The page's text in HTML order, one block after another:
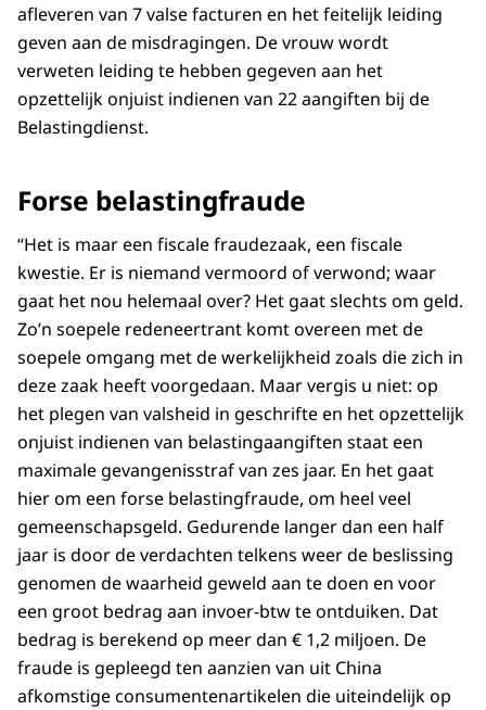
afleveren van 7 valse facturen en het feitelijk leiding
geven aan de misdragingen. De vrouw wordt
verweten leiding te hebben gegeven aan het
opzettelijk onjuist indienen van 22 aangiften bij de
Belastingdienst.
Forse belastingfraude
“Het is maar een fiscale fraudezaak, een fiscale
kwestie. Er is niemand vermoord of verwond; waar
gaat het nou helemaal over? Het gaat slechts om geld.
Zo’n soepele redeneertrant komt overeen met de
soepele omgang met de werkelijkheid zoals die zich in
deze zaak heeft voorgedaan. Maar vergis u niet: op
het plegen van valsheid in geschrifte en het opzettelijk
onjuist indienen van belastingaangiften staat een
maximale gevangenisstraf van zes jaar. En het gaat
hier om een forse belastingfraude, om heel veel
gemeenschapsgeld. Gedurende langer dan een half
jaar is door de verdachten telkens weer de beslissing
genomen de waarheid geweld aan te doen en voor
een groot bedrag aan invoer-btw te ontduiken. Dat
bedrag is berekend op meer dan € 1,2 miljoen. De
fraude is gepleegd ten aanzien van uit China
afkomstige consumentenartikelen die uiteindelijk op